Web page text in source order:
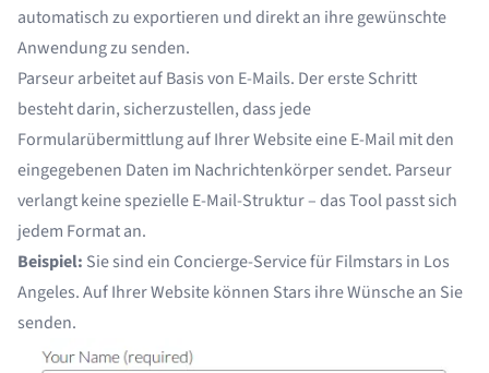
automatisch zu exportieren und direkt an ihre gewünschte
Anwendung zu senden.
Parseur arbeitet auf Basis von E-Mails. Der erste Schritt
besteht darin, sicherzustellen, dass jede
Formularübermittlung auf Ihrer Website eine E-Mail mit den
eingegebenen Daten im Nachrichtenkörper sendet. Parseur
verlangt keine spezielle E-Mail-Struktur – das Tool passt sich
jedem Format an.
Beispiel: Sie sind ein Concierge-Service für Filmstars in Los
Angeles. Auf Ihrer Website können Stars ihre Wünsche an Sie
senden.